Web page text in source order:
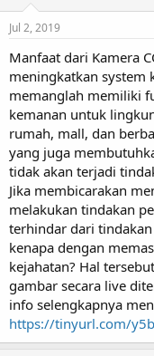
s
t
a
t
e
r
e
Jul 2, 2019
Manfaat dari Kamera
meningkatkan system
memanglah memiliki
kemanan untuk
rumah, mall, dan
yang juga
tidak akan terjadi
Jika membicarakan
melakukan tindakan
terhindar dari
kenapa dengan
kejahatan? Hal
gambar secara live
info selengkapnya
https://tinyurl.com/